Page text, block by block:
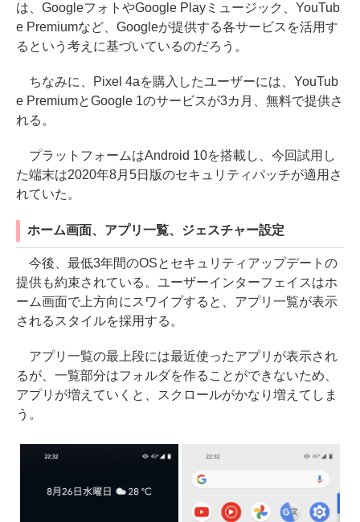
は、GoogleフォトやGoogle Playミュージック、YouTub
e Premiumなど、Googleが提供する各サービスを活用す
るという考えに基づいているのだろう。
ちなみに、Pixel 4aを購入したユーザーには、YouTub
e PremiumとGoogle 1のサービスが3カ月、無料で提供さ
れる。
プラットフォームはAndroid 10を搭載し、今回試用し
た端末は2020年8月5日版のセキュリティパッチが適用さ
れていた。
ホーム画面、アプリ一覧、ジェスチャー設定
今後、最低3年間のOSとセキュリティアップデートの
提供も約束されている。ユーザーインターフェイスはホ
ーム画面で上方向にスワイプすると、アプリ一覧が表示
されるスタイルを採用する。
アプリ一覧の最上段には最近使ったアプリが表示され
るが、一覧部分はフォルダを作ることができないため、
アプリが増えていくと、スクロールがかなり増えてしま
う。